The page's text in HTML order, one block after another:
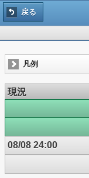
戻る
凡例
現況
08/08 24:00